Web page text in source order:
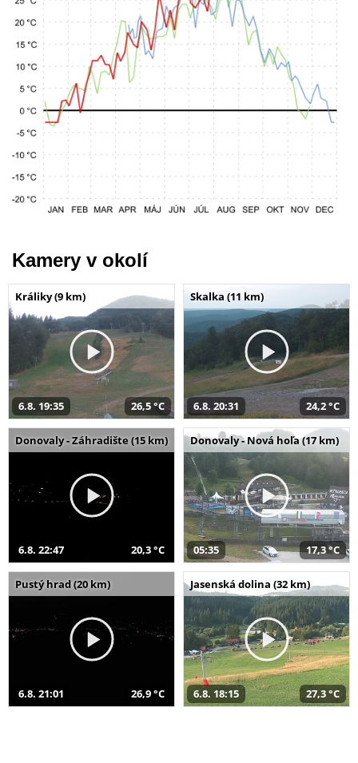
Kamery v okolí
Králiky (9 km)
6.8. 19:35 26,5 °C
Skalka (11 km)
6.8. 20:31 24,2 °C
Donovaly - Záhradište (15 km)
6.8. 22:47 20,3 °C
Donovaly - Nová hoľa (17 km)
05:35 17,3 °C
Pustý hrad (20 km)
6.8. 21:01 26,9 °C
Jasenská dolina (32 km)
6.8. 18:15 27,3 °C